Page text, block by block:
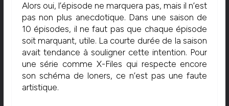
Alors oui, l’épisode ne marquera pas, mais il n’est
pas non plus anecdotique. Dans une saison de
10 épisodes, il ne faut pas que chaque épisode
soit marquant, utile. La courte durée de la saison
avait tendance à souligner cette intention. Pour
une série comme X-Files qui respecte encore
son schéma de loners, ce n’est pas une faute
artistique.